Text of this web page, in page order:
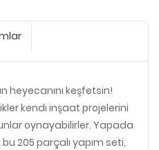
heyecanını keşfetsin!
kendi inşaat projelerini
oynayabilirler. Yapada
205 parçalı yapım seti,